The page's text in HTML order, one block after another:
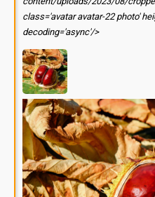
class='avatar avatar-22 photo'
decoding='async'/>